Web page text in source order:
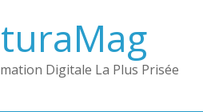
Digitale La Plus Prisée